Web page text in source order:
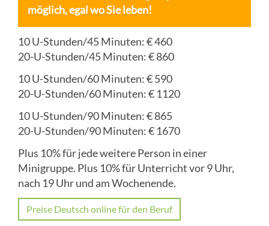
möglich, egal wo Sie leben!
10 U-Stunden/45 Minuten: € 460
20-U-Stunden/45 Minuten: € 860
10 U-Stunden/60 Minuten: € 590
20-U-Stunden/60 Minuten: € 1120
10 U-Stunden/90 Minuten: € 865
20-U-Stunden/90 Minuten: € 1670
Plus 10% für jede weitere Person in einer
Minigruppe. Plus 10% für Unterricht vor 9 Uhr,
nach 19 Uhr und am Wochenende.
Preise Deutsch online für den Beruf